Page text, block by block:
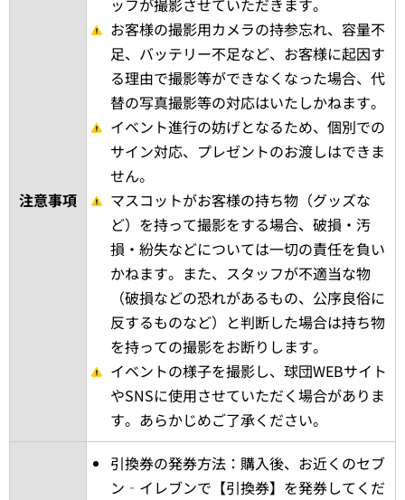
注意事項
ッフが撮影させていただきます。
お客様の撮影用カメラの持参忘れ、容量不
足、バッテリー不足など、お客様に起因す
る理由で撮影等ができなくなった場合、代
替の写真撮影等の対応はいたしかねます。
イベント進行の妨げとなるため、個別での
サイン対応、プレゼントのお渡しはできま
せん。
マスコットがお客様の持ち物（グッズな
ど）を持って撮影をする場合、破損・汚
損・紛失などについては一切の責任を負い
かねます。また、スタッフが不適当な物
（破損などの恐れがあるもの、公序良俗に
反するものなど）と判断した場合は持ち物
を持っての撮影をお断りします。
イベントの様子を撮影し、球団WEBサイト
やSNSに使用させていただく場合がありま
す。あらかじめご了承ください。
引換券の発券方法：購入後、お近くのセブ
ン‐イレブンで【引換券】を発券してくだ